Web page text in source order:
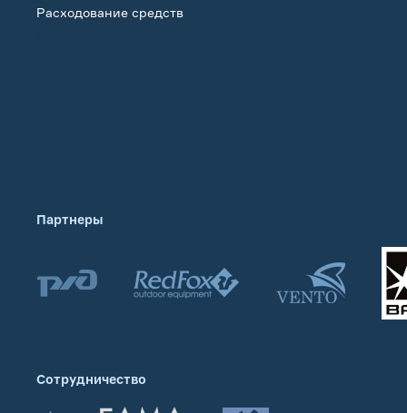
Расходование средств
Партнеры
Сотрудничество